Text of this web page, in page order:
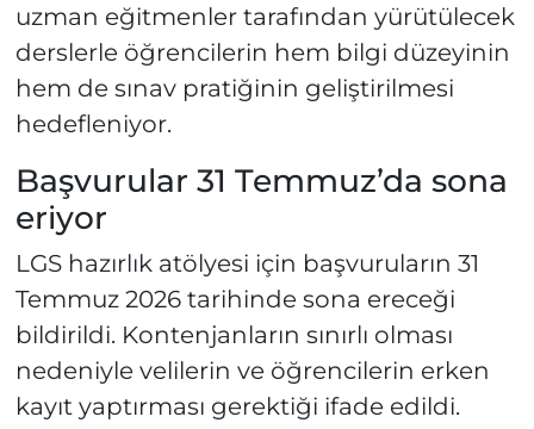
uzman eğitmenler tarafından yürütülecek
derslerle öğrencilerin hem bilgi düzeyinin
hem de sınav pratiğinin geliştirilmesi
hedefleniyor.
Başvurular 31 Temmuz’da sona
eriyor
LGS hazırlık atölyesi için başvuruların 31
Temmuz 2026 tarihinde sona ereceği
bildirildi. Kontenjanların sınırlı olması
nedeniyle velilerin ve öğrencilerin erken
kayıt yaptırması gerektiği ifade edildi.